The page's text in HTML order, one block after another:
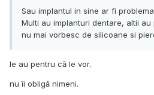
Sau implantul in sine ar fi
Multi au implanturi dentare, altii
nu mai vorbesc de silicoane si
le au pentru că le vor.
nu îi obligă nimeni.